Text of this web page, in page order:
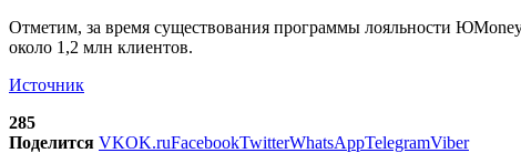
Отметим, за время существования программы лояльности
около 1,2 млн клиентов.
Источник
285
Поделится VKOK.ruFacebookTwitterWhatsAppTelegramViber